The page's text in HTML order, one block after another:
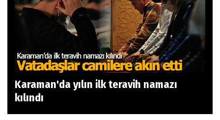
Karaman'da yılın ilk teravih namazı
kılındı